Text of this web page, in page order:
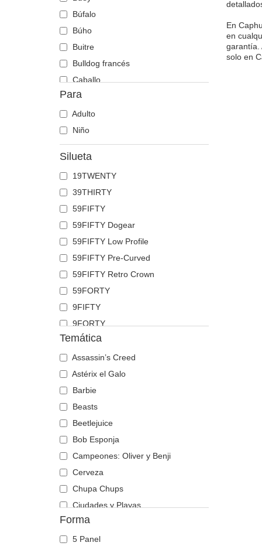
Búfalo
Búho
Buitre
Bulldog francés
Caballo
Cabra
Calavera
Cangrejo
Cebra
Cerdo
Chacal
Chihuahua
Ciervo
Cocodrilo
Coyote
Cuervo
Delfín
Dóberman
Dragón
Escorpión
Fénix
Flamenco
Foca
Gallo
Gato
Gaviota
Guepardo
Hipopótamo
Hormiga
Labrador retriever
Lagarto
Langosta
León
Para
Adulto
Niño
Silueta
19TWENTY
39THIRTY
59FIFTY
59FIFTY Dogear
59FIFTY Low Profile
59FIFTY Pre-Curved
59FIFTY Retro Crown
59FORTY
9FIFTY
9FORTY
9FORTY APEX
9FORTY M-Crown
9SEVENTY
9TWENTY
A Frame
Casual Classic
E Frame
Open Back
Runner
The 90s
The Ball
The Retro
The Snap
Temática
Assassin’s Creed
Astérix el Galo
Barbie
Beasts
Beetlejuice
Bob Esponja
Campeones: Oliver y Benji
Cerveza
Chupa Chups
Ciudades y Playas
Cocktails
DC Comics
Forma
5 Panel
En
en
garantía.
solo en